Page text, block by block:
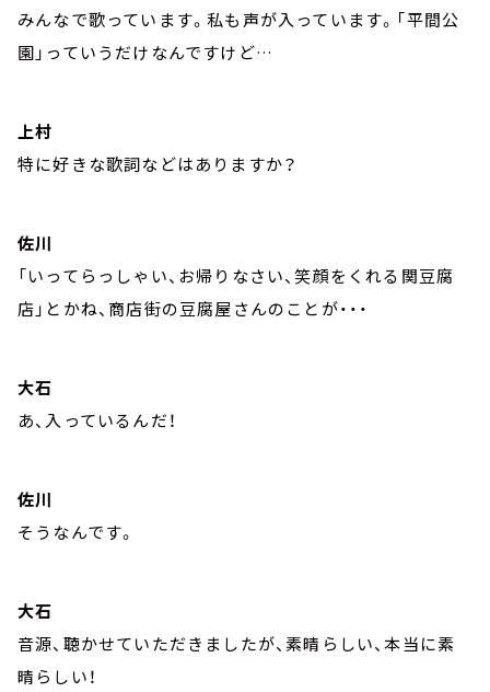
みんなで歌っています。私も声が入っています。「平間公
園」っていうだけなんですけど…
上村
特に好きな歌詞などはありますか？
佐川
「いってらっしゃい、お帰りなさい、笑顔をくれる関豆腐
店」とかね、商店街の豆腐屋さんのことが・・・
大石
あ、入っているんだ！
佐川
そうなんです。
大石
音源、聴かせていただきましたが、素晴らしい、本当に素
晴らしい！